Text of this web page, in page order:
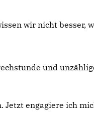
wir nicht
und
engagiere ich